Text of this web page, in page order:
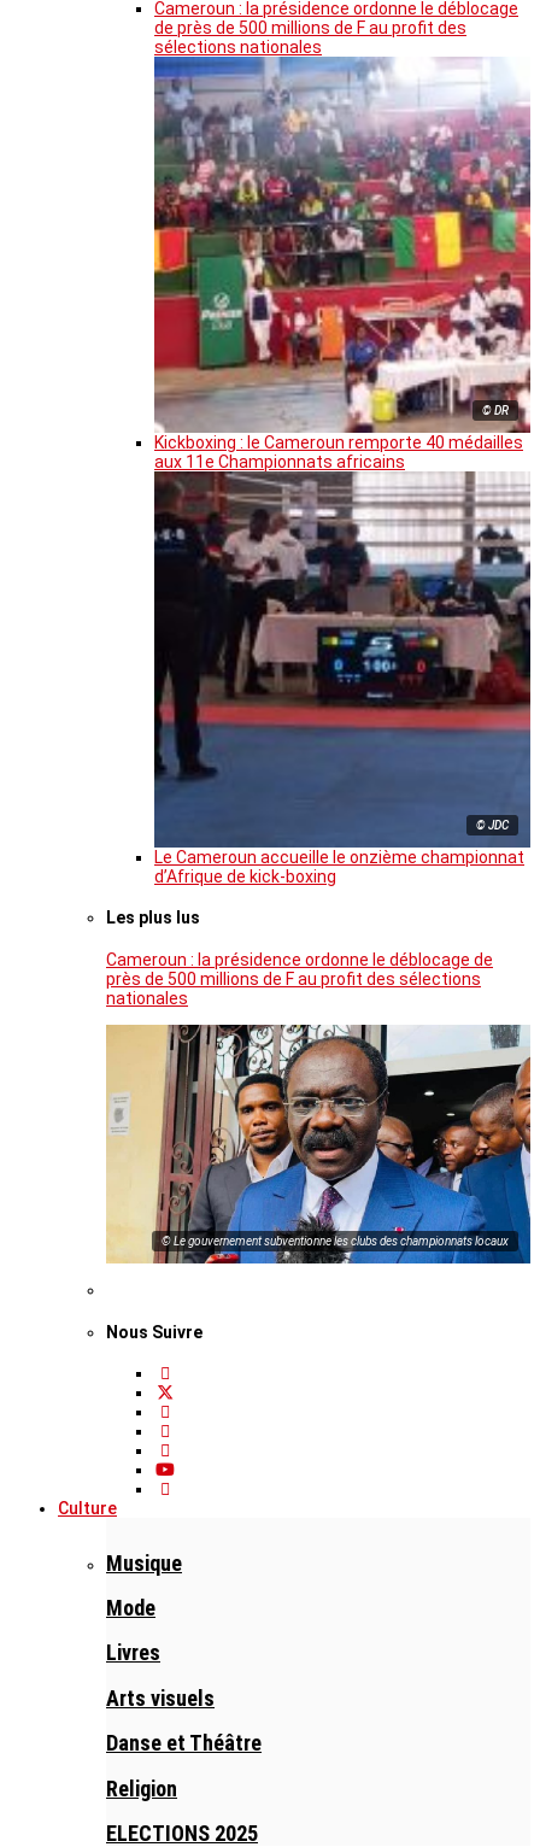
Cameroun : la présidence ordonne le déblocage
de près de 500 millions de F au profit des
sélections nationales
© DR
Kickboxing : le Cameroun remporte 40 médailles
aux 11e Championnats africains
© JDC
Le Cameroun accueille le onzième championnat
d’Afrique de kick-boxing
Les plus lus
Cameroun : la présidence ordonne le déblocage de
près de 500 millions de F au profit des sélections
nationales
© Le gouvernement subventionne les clubs des championnats locaux
Nous Suivre
Culture
Musique
Mode
Livres
Arts visuels
Danse et Théâtre
Religion
ELECTIONS 2025